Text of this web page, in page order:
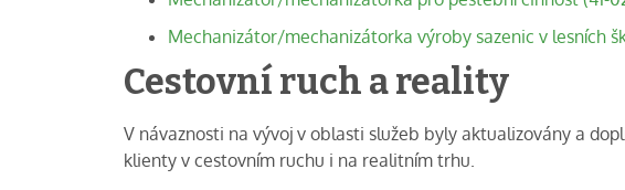
Mechanizátor/mechanizátorka výroby sazenic v lesních
Cestovní ruch a reality
V návaznosti na vývoj v oblasti služeb byly aktualizovány a
klienty v cestovním ruchu i na realitním trhu.